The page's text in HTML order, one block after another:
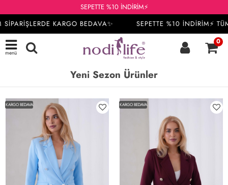
SEPETTE %10 İNDİRİM⚡
KARGO BEDAVA✨
SEPETTE %10 İNDİRİM⚡ TÜM
menü
0
Yeni Sezon Ürünler
KARGO BEDAVA KARGO BEDAVA